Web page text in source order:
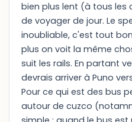
bien plus lent (à tous
de voyager de jour. Le
inoubliable, c'est tout
plus on voit la même
suit les rails. En partant
devrais arriver à Puno vers
Pour ce qui est des bus
autour de cuzco